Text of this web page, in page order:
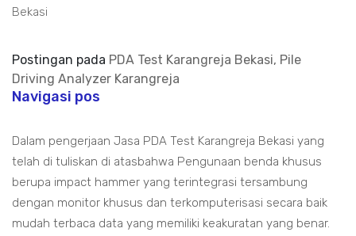
Bekasi
Postingan pada PDA Test Karangreja Bekasi, Pile
Driving Analyzer Karangreja
Navigasi pos
Dalam pengerjaan Jasa PDA Test Karangreja Bekasi yang
telah di tuliskan di atasbahwa Pengunaan benda khusus
berupa impact hammer yang terintegrasi tersambung
dengan monitor khusus dan terkomputerisasi secara baik
mudah terbaca data yang memiliki keakuratan yang benar.